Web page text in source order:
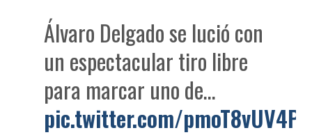
Álvaro Delgado se lució con
un espectacular tiro libre
para marcar uno de…
pic.twitter.com/pmoT8vUV4P